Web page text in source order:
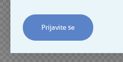
Prijavite se